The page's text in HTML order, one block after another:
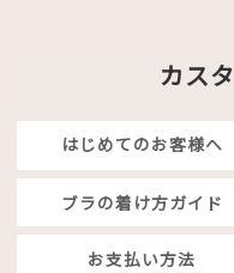
カス
はじめてのお客様へ
ブラの着け方ガイド
お支払い方法